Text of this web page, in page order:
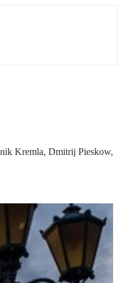
Kremla, Dmitrij Pieskow,